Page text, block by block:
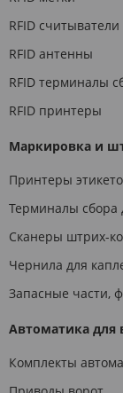
RFID считыватели
RFID антенны
RFID терминалы
RFID принтеры
Маркировка и
Принтеры
Терминалы сбора
Сканеры штрих-
Чернила для
Запасные части,
Автоматика для
Комплекты